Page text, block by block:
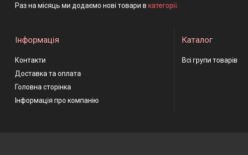
Раз на місяць ми додаємо нові товари в категорії.
Інформація
Контакти
Доставка та оплата
Головна сторінка
Інформація про компанію
Каталог
Всі групи товарів